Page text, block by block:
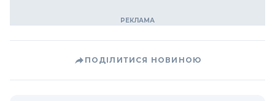
ПОДІЛИТИСЯ НОВИНОЮ